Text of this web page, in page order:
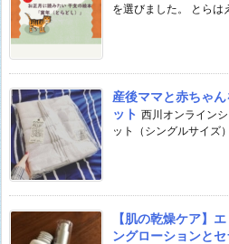
を選びました。 とらは
産後ママと赤ちゃ
ット 西川オンライン
ット（シングルサイズ
【肌の乾燥ケア】
ングローションと